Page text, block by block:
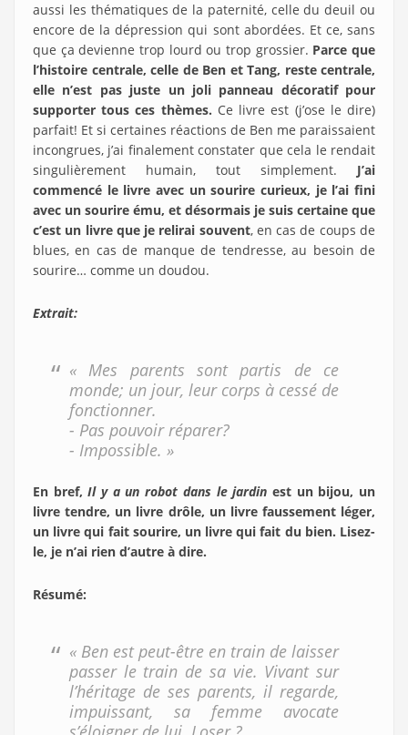
aussi les thématiques de la paternité, celle du deuil ou
encore de la dépression qui sont abordées. Et ce, sans
que ça devienne trop lourd ou trop grossier. Parce que
l’histoire centrale, celle de Ben et Tang, reste centrale,
elle n’est pas juste un joli panneau décoratif pour
supporter tous ces thèmes. Ce livre est (j’ose le dire)
parfait! Et si certaines réactions de Ben me paraissaient
incongrues, j’ai finalement constater que cela le rendait
singulièrement humain, tout simplement. J’ai
commencé le livre avec un sourire curieux, je l’ai fini
avec un sourire ému, et désormais je suis certaine que
c’est un livre que je relirai souvent, en cas de coups de
blues, en cas de manque de tendresse, au besoin de
sourire… comme un doudou.
Extrait:
« Mes parents sont partis de ce
monde; un jour, leur corps à cessé de
fonctionner.
- Pas pouvoir réparer?
- Impossible. »
En bref,Il y a un robot dans le jardin est un bijou, un
livre tendre, un livre drôle, un livre faussement léger,
un livre qui fait sourire, un livre qui fait du bien. Lisez-
le, je n’ai rien d’autre à dire.
Résumé:
« Ben est peut-être en train de laisser
passer le train de sa vie. Vivant sur
l’héritage de ses parents, il regarde,
impuissant, sa femme avocate